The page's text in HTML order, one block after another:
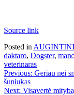
Source link
Posted in
daktaro, Dogster,
veterinaras
Navigacija
tarp
Previous: Geriau nei
šuniukas
Next: Visavertė